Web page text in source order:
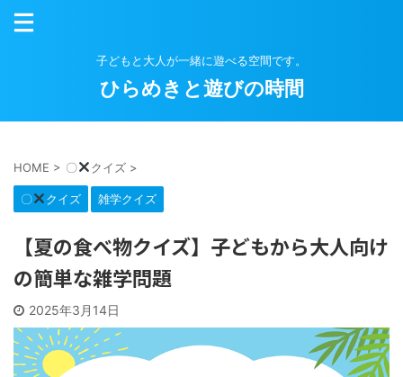
子どもと大人が一緒に遊べる空間です。
ひらめきと遊びの時間
HOME > 〇 クイズ >
〇 クイズ 雑学クイズ
【夏の食べ物クイズ】子どもから大人向け
の簡単な雑学問題
2025年3月14日